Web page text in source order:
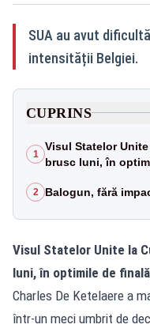
SUA au avut
intensității Belgiei.
CUPRINS
1
Visul Statelor
brusc luni, în
2 Balogun, fără
Visul Statelor Unite la
luni, în optimile de
Charles De Ketelaere a
într-un meci umbrit de